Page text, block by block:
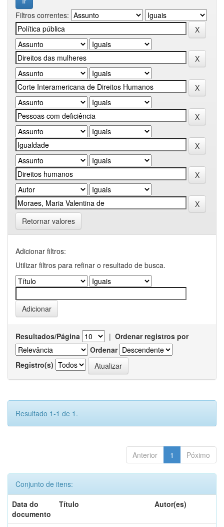
Filtros correntes:
Retornar valores
Adicionar filtros:
Utilizar filtros para refinar o resultado de busca.
Resultados/Página | Ordenar registros por
Ordenar
Registro(s)
Resultado 1-1 de 1.
Anterior 1 Póximo
Conjunto de itens:
Data do
documento
Título Autor(es)